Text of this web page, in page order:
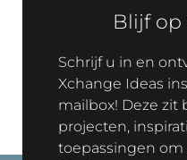
Blijf
Schrijf u in en
Xchange Ideas
mailbox! Deze zit
projecten,
toepassingen om